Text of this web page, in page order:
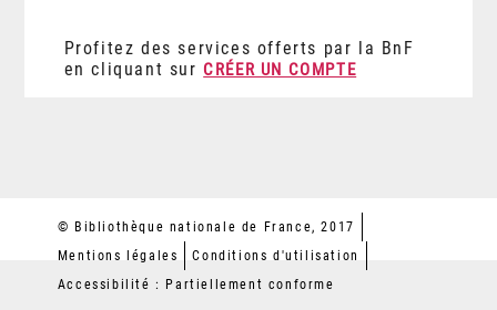
Profitez des services offerts par la BnF
en cliquant sur CRÉER UN COMPTE
© Bibliothèque nationale de France, 2017
Mentions légales
Conditions d'utilisation
Accessibilité : Partiellement conforme